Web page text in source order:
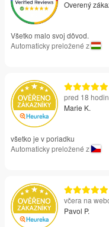
Overený
Všetko malo svoj dôvod.
Automaticky preložené z
pred 18
Marie K.
všetko je v poriadku
Automaticky preložené z
včera na
Pavol P.